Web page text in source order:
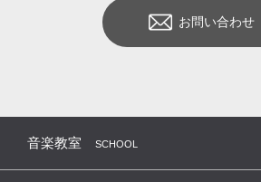
お問い合わせ
音楽教室 SCHOOL